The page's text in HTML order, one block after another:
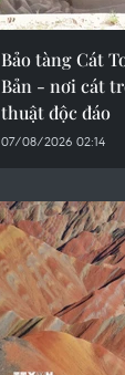
Bảo tàng Cát
Bản - nơi cát
thuật độc đáo
07/08/2026 02:14